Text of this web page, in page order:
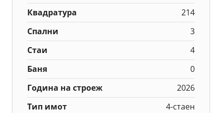
Квадратура
214
Спални
3
Стаи
4
Баня
0
Година на строеж
2026
Тип имот
4-стаен